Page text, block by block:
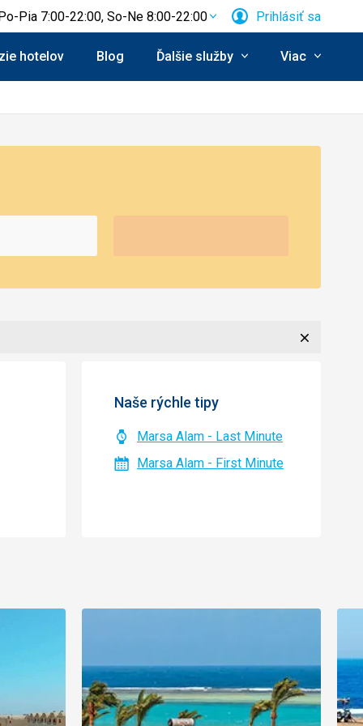
Pia 7:00-22:00, So-Ne 8:00-22:00 Prihlásiť sa
hotelov Blog Ďalšie služby Viac
Naše rýchle tipy
Marsa Alam - Last Minute
Marsa Alam - First Minute